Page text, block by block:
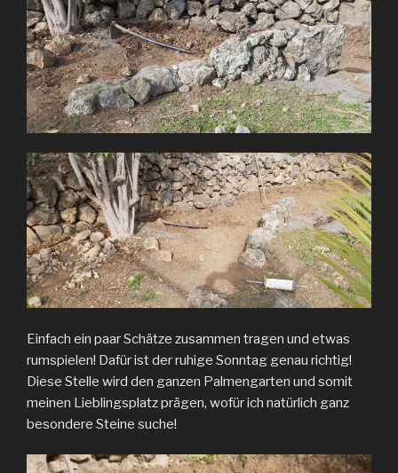
Einfach ein paar Schätze zusammen tragen und etwas
rumspielen! Dafür ist der ruhige Sonntag genau richtig!
Diese Stelle wird den ganzen Palmengarten und somit
meinen Lieblingsplatz prägen, wofür ich natürlich ganz
besondere Steine suche!